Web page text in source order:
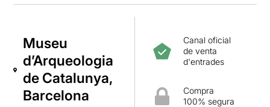
Museu
d’Arqueologia
de Catalunya,
Barcelona
Canal oficial
de venta
d'entrades
Compra
100% segura